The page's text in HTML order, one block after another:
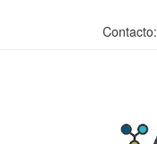
Contacto: